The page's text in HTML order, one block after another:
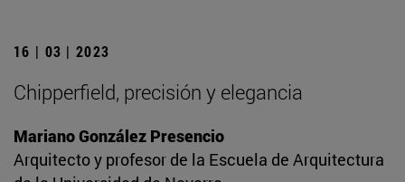
16 | 03 | 2023
Chipperfield, precisión y elegancia
Mariano González Presencio
Arquitecto y profesor de la Escuela de Arquitectura